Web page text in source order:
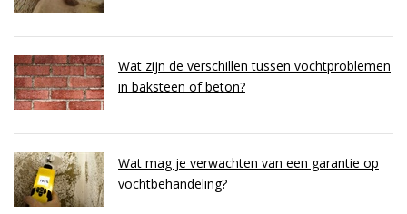
Wat zijn de verschillen tussen vochtproblemen
in baksteen of beton?
Wat mag je verwachten van een garantie op
vochtbehandeling?